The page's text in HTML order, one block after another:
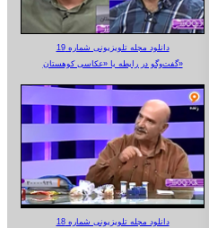
دانلود مجله تلویزیونی شماره 19
گفت‌وگو در رابطه با «عکاسی کوهستان»
دانلود مجله تلویزیونی شماره 18